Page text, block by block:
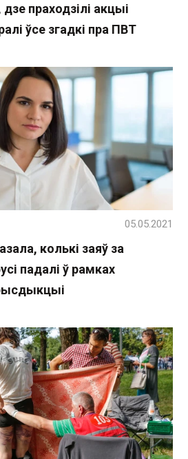
праходзілі акцыі
ўсе згадкі пра ПВТ
колькі заяў за
падалі ў рамках
05.05.2021